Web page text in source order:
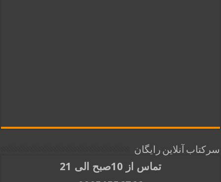
سرکتاب آنلاین رایگان
تماس از 10صبح الی 21